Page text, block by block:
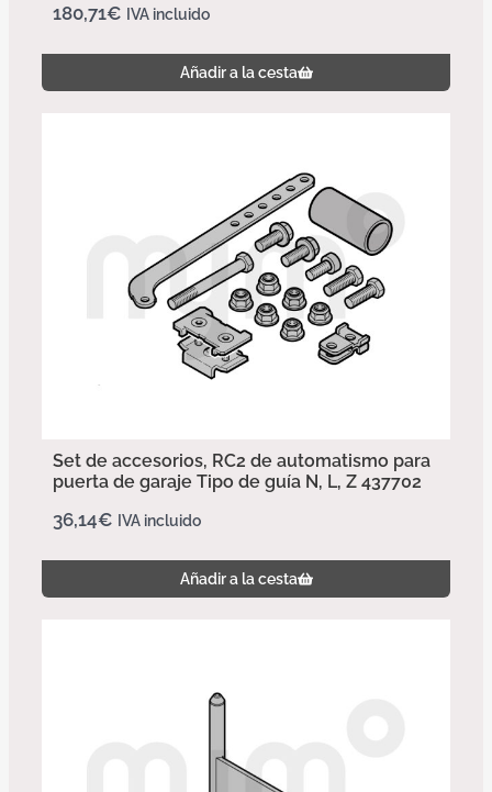
180,71€ IVA incluido
Añadir a la cesta
Set de accesorios, RC2 de automatismo para
puerta de garaje Tipo de guía N, L, Z 437702
36,14€ IVA incluido
Añadir a la cesta